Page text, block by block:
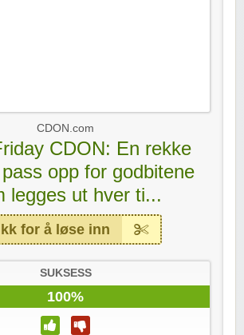
CDON.com
CDON: En rekke
opp for godbitene
legges ut hver ti...
for å løse inn
SUKSESS
100%